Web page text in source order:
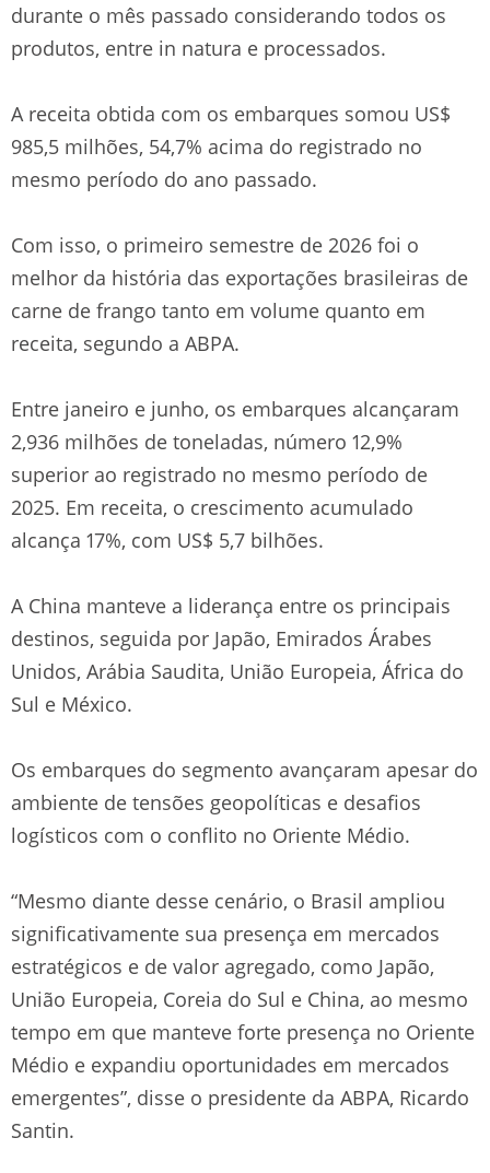
durante o mês passado considerando todos os
produtos, entre in natura e processados.
A receita obtida com os embarques somou US$
985,5 milhões, 54,7% acima do registrado no
mesmo período do ano passado.
Com isso, o primeiro semestre de 2026 foi o
melhor da história das exportações brasileiras de
carne de frango tanto em volume quanto em
receita, segundo a ABPA.
Entre janeiro e junho, os embarques alcançaram
2,936 milhões de toneladas, número 12,9%
superior ao registrado no mesmo período de
2025. Em receita, o crescimento acumulado
alcança 17%, com US$ 5,7 bilhões.
A China manteve a liderança entre os principais
destinos, seguida por Japão, Emirados Árabes
Unidos, Arábia Saudita, União Europeia, África do
Sul e México.
Os embarques do segmento avançaram apesar do
ambiente de tensões geopolíticas e desafios
logísticos com o conflito no Oriente Médio.
“Mesmo diante desse cenário, o Brasil ampliou
significativamente sua presença em mercados
estratégicos e de valor agregado, como Japão,
União Europeia, Coreia do Sul e China, ao mesmo
tempo em que manteve forte presença no Oriente
Médio e expandiu oportunidades em mercados
emergentes”, disse o presidente da ABPA, Ricardo
Santin.